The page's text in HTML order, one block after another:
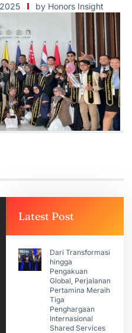
by Honors Insight
Latest Post
Dari Transformasi
hingga
Pengakuan
Global, Perjalanan
Pertamina Meraih
Tiga
Penghargaan
Internasional
Shared Services